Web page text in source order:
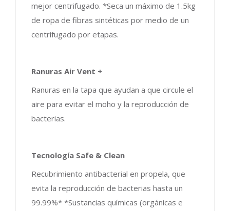
mejor centrifugado. *Seca un máximo de 1.5kg
de ropa de fibras sintéticas por medio de un
centrifugado por etapas.
Ranuras Air Vent +
Ranuras en la tapa que ayudan a que circule el
aire para evitar el moho y la reproducción de
bacterias.
Tecnología Safe & Clean
Recubrimiento antibacterial en propela, que
evita la reproducción de bacterias hasta un
99.99%* *Sustancias químicas (orgánicas e